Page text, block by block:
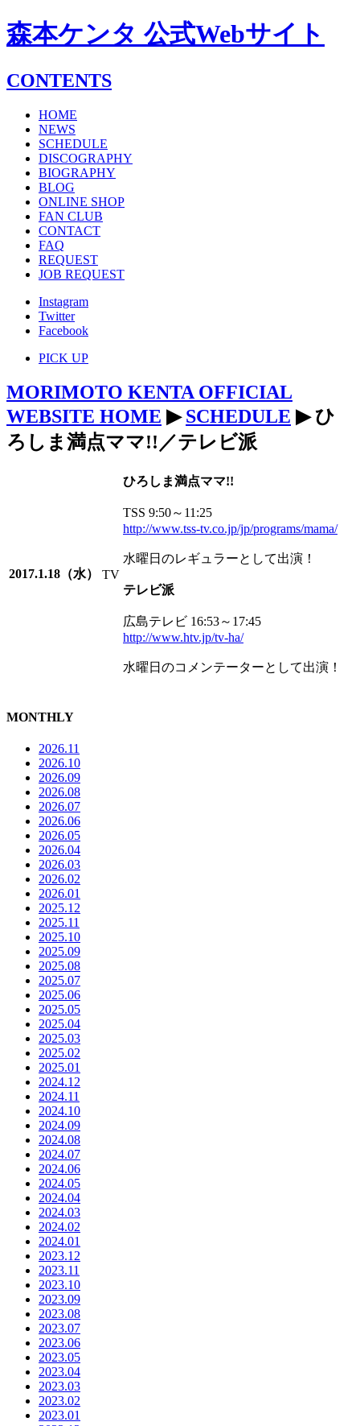
森本ケンタ 公式Webサイト
CONTENTS
HOME
NEWS
SCHEDULE
DISCOGRAPHY
BIOGRAPHY
BLOG
ONLINE SHOP
FAN CLUB
CONTACT
FAQ
REQUEST
JOB REQUEST
Instagram
Twitter
Facebook
PICK UP
MORIMOTO KENTA OFFICIAL
WEBSITE HOME ▶SCHEDULE ▶ ひ
ろしま満点ママ!!／テレビ派
2017.1.18（水） TV
ひろしま満点ママ!!
TSS 9:50～11:25
http://www.tss-tv.co.jp/jp/programs/mama/
水曜日のレギュラーとして出演！
テレビ派
広島テレビ 16:53～17:45
http://www.htv.jp/tv-ha/
水曜日のコメンテーターとして出演！
MONTHLY
2026.11
2026.10
2026.09
2026.08
2026.07
2026.06
2026.05
2026.04
2026.03
2026.02
2026.01
2025.12
2025.11
2025.10
2025.09
2025.08
2025.07
2025.06
2025.05
2025.04
2025.03
2025.02
2025.01
2024.12
2024.11
2024.10
2024.09
2024.08
2024.07
2024.06
2024.05
2024.04
2024.03
2024.02
2024.01
2023.12
2023.11
2023.10
2023.09
2023.08
2023.07
2023.06
2023.05
2023.04
2023.03
2023.02
2023.01